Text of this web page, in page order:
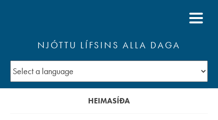
NJÓTTU LÍFSINS ALLA DAGA
HEIMASÍÐA